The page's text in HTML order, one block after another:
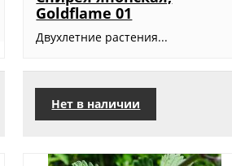
Goldflame 01
Двухлетние растения...
Нет в наличии